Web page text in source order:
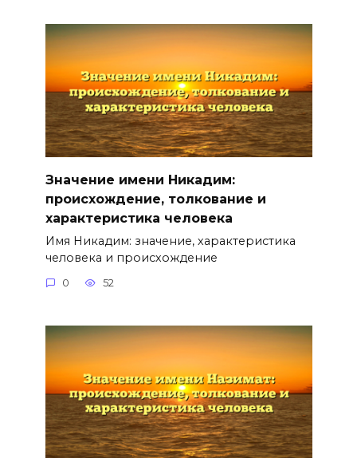
Значение имени Никадим:
происхождение, толкование и
характеристика человека
Имя Никадим: значение, характеристика
человека и происхождение
0 52